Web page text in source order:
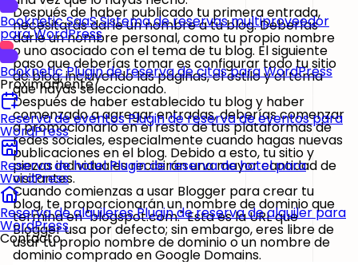
Booknetic SaaSSistema de reservas multiproveedor
para WordPress
BookneticPlugin de reserva de citas para WordPress
Próximamente
Reserva de eventosPlugin de reserva de eventos para
WordPress
Reserva de hotel Plugin de reserva de hotel para
WordPress
Reserva de alquileresPlugin de reserva de alquiler para
WordPress
Contacto
Después de haber publicado tu primera entrada,
necesitarás darle un nombre a tu blog. Deberías
darle un nombre personal, como tu propio nombre
o uno asociado con el tema de tu blog. El siguiente
paso que deberías tomar es configurar todo tu sitio
de blog, incluyendo las páginas, el estilo y el tema
que hayas seleccionado.
Después de haber establecido tu blog y haber
comenzado a agregar entradas, deberías comenzar
a promocionarlo en el resto de tus plataformas de
redes sociales, especialmente cuando hagas nuevas
publicaciones en el blog. Debido a esto, tu sitio y
piezas individuales recibirán una mayor cantidad de
visitantes.
Cuando comienzas a usar Blogger para crear tu
blog, te proporcionarán un nombre de dominio que
termina en"blogspot.com."Esta es la URL que
Blogger usa por defecto; sin embargo, eres libre de
usar tu propio nombre de dominio o un nombre de
dominio comprado en Google Domains.